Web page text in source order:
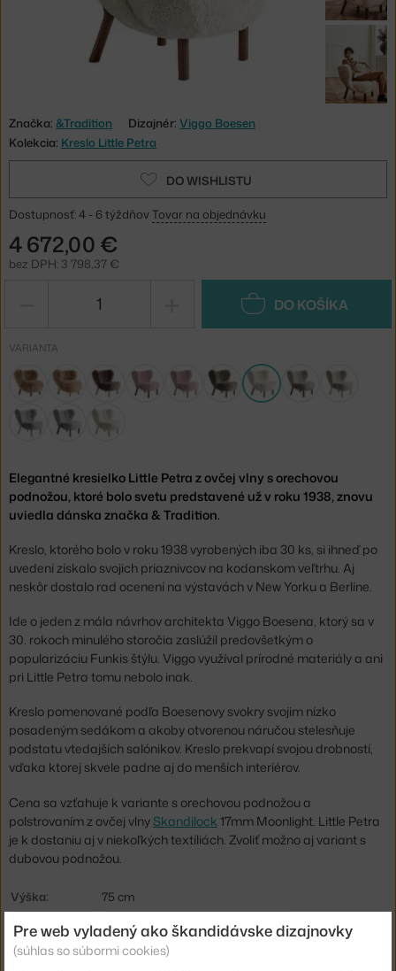
Značka: &Tradition Dizajnér: Viggo Boesen
Kolekcia: Kreslo Little Petra
DO WISHLISTU
Dostupnosť: 4 - 6 týždňov Tovar na objednávku
4 672,00 €
bez DPH: 3 798,37 €
DO KOŠÍKA
VARIANTA
Elegantné kresielko Little Petra z ovčej vlny s orechovou
podnožou, ktoré bolo svetu predstavené už v roku 1938, znovu
uviedla dánska značka & Tradition.
Kreslo, ktorého bolo v roku 1938 vyrobených iba 30 ks, si ihneď po
uvedení získalo svojich priaznivcov na kodanskom veľtrhu. Aj
neskôr dostalo rad ocenení na výstavách v New Yorku a Berlíne.
Ide o jeden z mála návrhov architekta Viggo Boesena, ktorý sa v
30. rokoch minulého storočia zaslúžil predovšetkým o
popularizáciu Funkis štýlu. Viggo využíval prírodné materiály a ani
pri Little Petra tomu nebolo inak.
Kreslo pomenované podľa Boesenovy svokry svojim nízko
posadeným sedákom a akoby otvorenou náručou stelesňuje
podstatu vtedajších salónikov. Kreslo prekvapí svojou drobností,
vďaka ktorej skvele padne aj do menších interiérov.
Cena sa vzťahuje k variante s orechovou podnožou a
polstrovaním z ovčej vlny Skandilock 17mm Moonlight. Little Petra
je k dostaniu aj v niekoľkých textíliách. Zvoliť možno aj variant s
dubovou podnožou.
Výška:
75 cm
Výška sedadla:
40 cm
Dĺžka:
79 cm
Pre web vyladený ako škandidávske dizajnovky
(súhlas so súbormi cookies)